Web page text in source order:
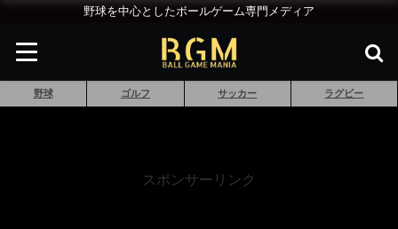
野球を中心としたボールゲーム専門メディア
野球 ゴルフ サッカー ラグビー
スポンサーリンク